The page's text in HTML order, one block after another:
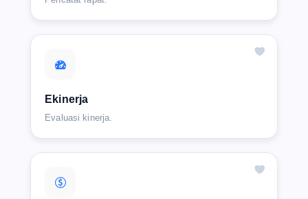
Ekinerja
Evaluasi kinerja.